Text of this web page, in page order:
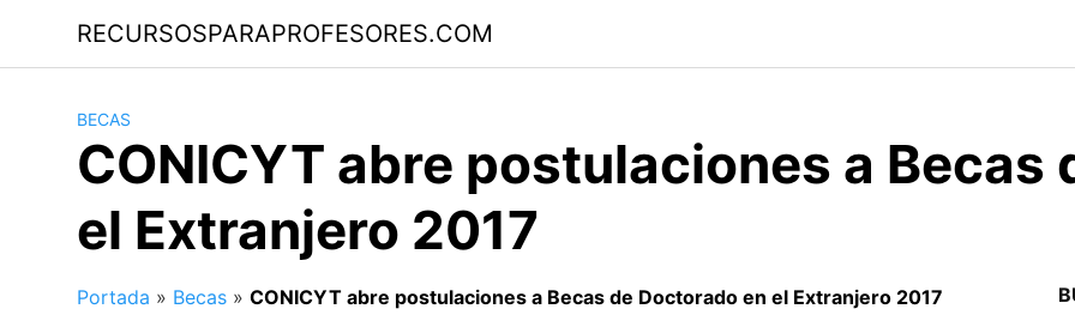
contenido
RECURSOSPARAPROFESORES.COM
BECAS
CONICYT abre postulaciones a Becas
el Extranjero 2017
Portada » Becas » CONICYT abre postulaciones a Becas de Doctorado en el Extranjero 2017